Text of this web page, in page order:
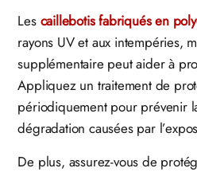
Les caillebotis fabriqués en
rayons UV et aux intempéries,
supplémentaire peut aider à
Appliquez un traitement de
périodiquement pour prévenir
dégradation causées par
De plus, assurez-vous de